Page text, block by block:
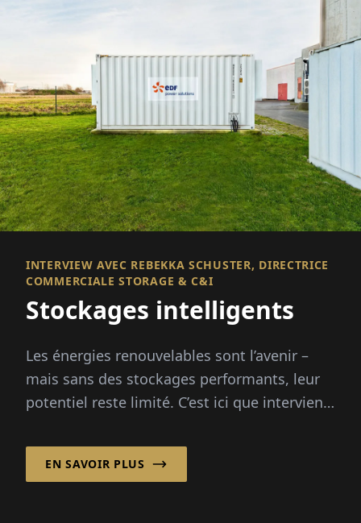
INTERVIEW AVEC REBEKKA SCHUSTER, DIRECTRICE
COMMERCIALE STORAGE & C&I
Stockages intelligents
Les énergies renouvelables sont l’avenir –
mais sans des stockages performants, leur
potentiel reste limité. C’est ici que intervient
...
EN SAVOIR PLUS